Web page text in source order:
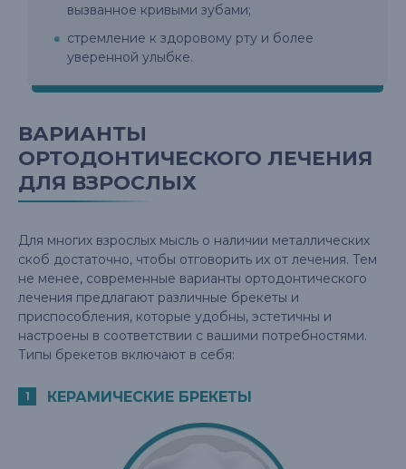
вызванное кривыми зубами;
стремление к здоровому рту и более
уверенной улыбке.
ВАРИАНТЫ
ОРТОДОНТИЧЕСКОГО ЛЕЧЕНИЯ
ДЛЯ ВЗРОСЛЫХ
Для многих взрослых мысль о наличии металлических
скоб достаточно, чтобы отговорить их от лечения. Тем
не менее, современные варианты ортодонтического
лечения предлагают различные брекеты и
приспособления, которые удобны, эстетичны и
настроены в соответствии с вашими потребностями.
Типы брекетов включают в себя:
КЕРАМИЧЕСКИЕ БРЕКЕТЫ